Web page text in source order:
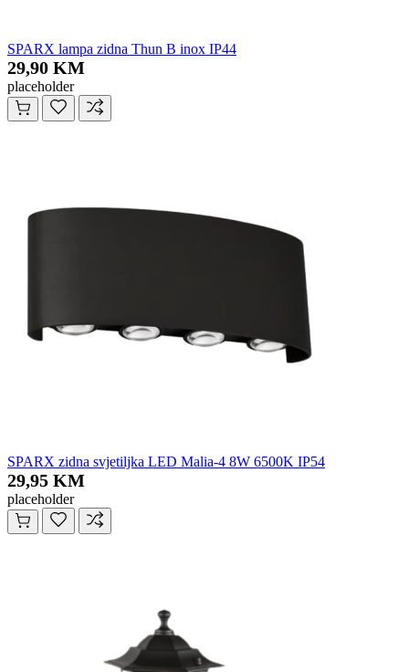
SPARX lampa zidna Thun B inox IP44
29,90 KM
placeholder
SPARX zidna svjetiljka LED Malia-4 8W 6500K IP54
29,95 KM
placeholder